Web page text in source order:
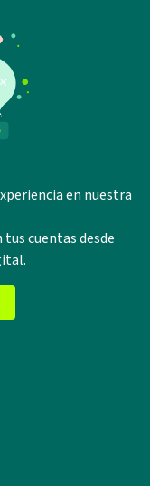
en nuestra
cuentas desde